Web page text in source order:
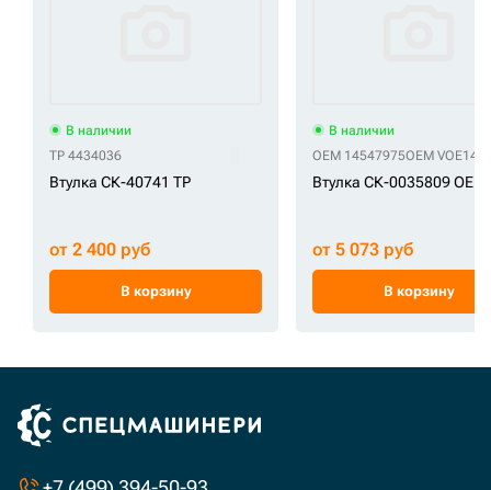
В наличии
TP 4434036
Втулка СК-40741 TP
от 2 400 руб
В корзину
В наличии
OEM 14547975OEM
Втулка СК-0035809 OEM
от 5 073 руб
В корзину